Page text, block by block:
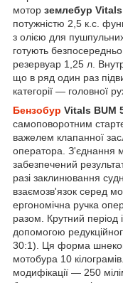
мотор землебур
потужністю 2,5 к.с.
з олією для
готують
резервуар 1,25 л.
що в ряд один раз
категорії — головної
Бензобур Vitals BUM
самоповоротним
важелем клапанної
оператора. З'єднання
забезпечений
разі заклинювання
взаємозв'язок серед
ергономічна ручка
разом. Крутний період
допомогою
30:1). Ця форма
мотобура 10
модифікації — 250